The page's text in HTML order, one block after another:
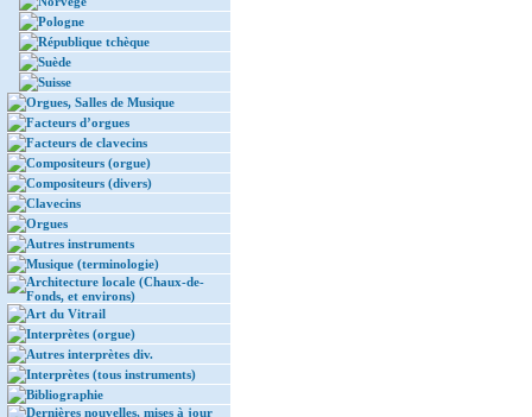
Pologne
République tchèque
Suède
Suisse
Orgues, Salles de Musique
Facteurs d’orgues
Facteurs de clavecins
Compositeurs (orgue)
Compositeurs (divers)
Clavecins
Orgues
Autres instruments
Musique (terminologie)
Architecture locale (Chaux-de-
Fonds, et environs)
Art du Vitrail
Interprètes (orgue)
Autres interprètes div.
Interprètes (tous instruments)
Bibliographie
Dernières nouvelles, mises à jour